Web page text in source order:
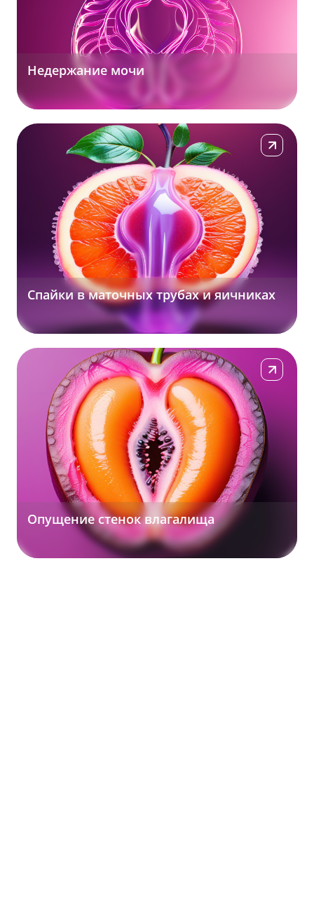
Недержание мочи
Спайки в маточных трубах и яичниках
Подробнее
Опущение стенок влагалища
Подробнее